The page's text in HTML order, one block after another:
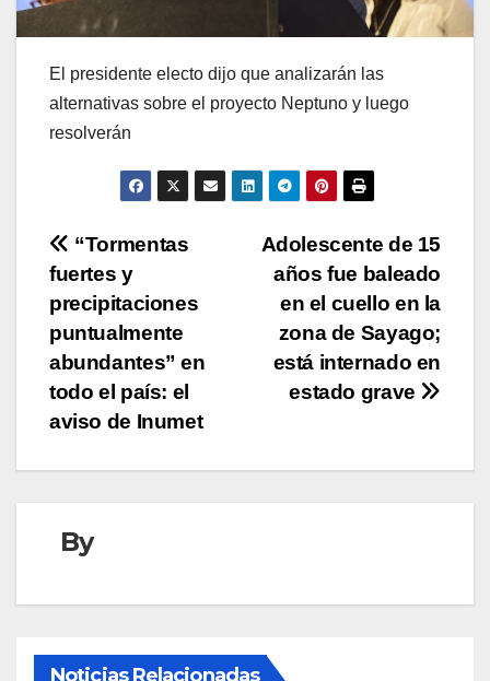
El presidente electo dijo que analizarán las
alternativas sobre el proyecto Neptuno y luego
resolverán
Navegación
de
entradas
Adolescente de 15
años fue baleado
en el cuello en la
zona de Sayago;
está internado en
estado grave
“Tormentas
fuertes y
precipitaciones
puntualmente
abundantes” en
todo el país: el
aviso de Inumet
By
Noticias Relacionadas